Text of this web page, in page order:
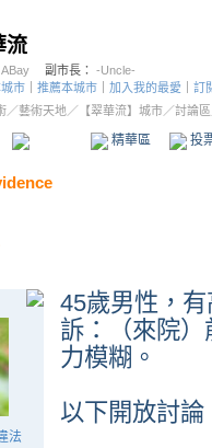
流
ABay 副市長： -Uncle-
市
推薦本城市 加入我的最愛
訂
／藝術天地／ 【翠華流】城市／討論
精華區 投
法
45歲男性，
訴：（來院
力模糊。
以下開放討論